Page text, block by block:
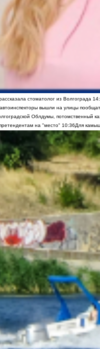
стоматолог из Волгограда
вышли на улицы
Облдумы, потомственный
на "место" 10:36Для